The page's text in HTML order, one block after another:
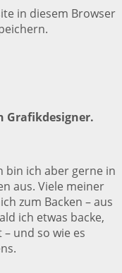
in diesem Browser
Grafikdesigner.
bin ich aber gerne in
aus. Viele meiner
zum Backen – aus
ich etwas backe,
und so wie es